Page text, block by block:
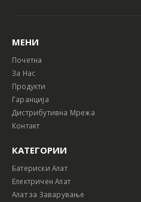
МЕНИ
Почетна
За Нас
Продукти
Гаранција
Дистрибутивна Мрежа
Контакт
КАТЕГОРИИ
Батериски Алат
Електричен Алат
Алат за Заварување